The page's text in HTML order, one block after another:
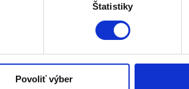
Štatistiky
Povoliť výber